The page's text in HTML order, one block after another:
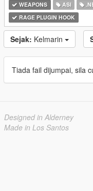
WEAPONS ASI
RAGE PLUGIN HOOK
Sejak: Kelmarin
Tiada fail dijumpai, sila
Designed in Alderney
Made in Los Santos